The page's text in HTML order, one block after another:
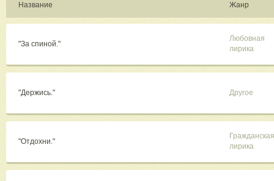
Название Жанр
"За спиной."
Любовная
лирика
"Держись." Другое
"Отдохни."
Гражданская
лирика